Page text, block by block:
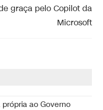
graça pelo Copilot da
Microsoft
ao Governo